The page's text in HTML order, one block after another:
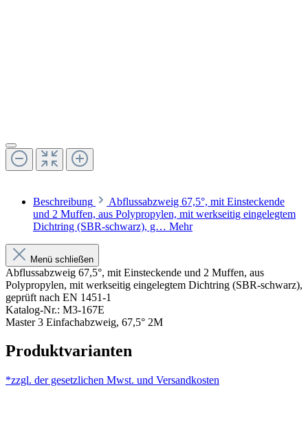
Beschreibung
Abflussabzweig 67,5°, mit Einsteckende
und 2 Muffen, aus Polypropylen, mit werkseitig eingelegtem
Dichtring (SBR-schwarz), g… Mehr
Menü schließen
Abflussabzweig 67,5°, mit Einsteckende und 2 Muffen, aus
Polypropylen, mit werkseitig eingelegtem Dichtring (SBR-schwarz),
geprüft nach EN 1451-1
Katalog-Nr.: M3-167E
Master 3 Einfachabzweig, 67,5° 2M
Produktvarianten
*zzgl. der gesetzlichen Mwst. und Versandkosten